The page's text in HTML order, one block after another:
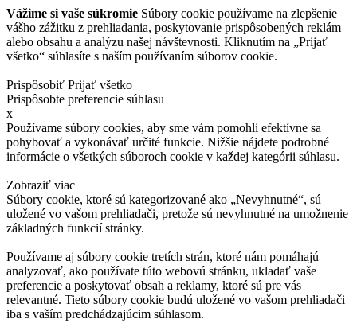
Vážime si vaše súkromie Súbory cookie používame na zlepšenie
vášho zážitku z prehliadania, poskytovanie prispôsobených reklám
alebo obsahu a analýzu našej návštevnosti. Kliknutím na „Prijať
všetko“ súhlasíte s naším používaním súborov cookie.
Prispôsobiť Prijať všetko
Prispôsobte preferencie súhlasu
x
Používame súbory cookies, aby sme vám pomohli efektívne sa
pohybovať a vykonávať určité funkcie. Nižšie nájdete podrobné
informácie o všetkých súboroch cookie v každej kategórii súhlasu.
Zobraziť viac
Súbory cookie, ktoré sú kategorizované ako „Nevyhnutné“, sú
uložené vo vašom prehliadači, pretože sú nevyhnutné na umožnenie
základných funkcií stránky.
Používame aj súbory cookie tretích strán, ktoré nám pomáhajú
analyzovať, ako používate túto webovú stránku, ukladať vaše
preferencie a poskytovať obsah a reklamy, ktoré sú pre vás
relevantné. Tieto súbory cookie budú uložené vo vašom prehliadači
iba s vaším predchádzajúcim súhlasom.